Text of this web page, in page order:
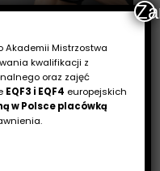
wzmocnienie
że jest to
Akademii Mistrzostwa
kwalifikacji z
oraz zajęć
EQF3 i EQF4 europejskich
w Polsce placówką